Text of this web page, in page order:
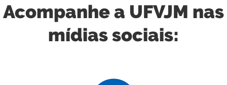
Acompanhe a UFVJM nas
mídias sociais: